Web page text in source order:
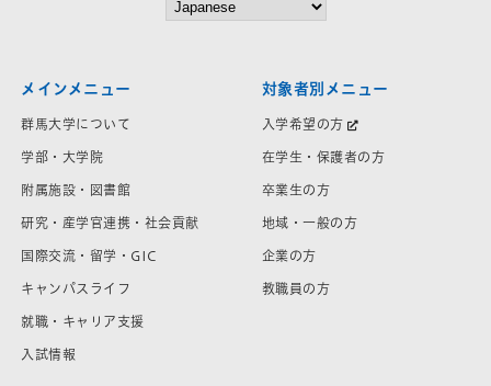
メインメニュー
群馬大学について
学部・大学院
附属施設・図書館
研究・産学官連携・社会貢献
国際交流・留学・GIC
キャンパスライフ
就職・キャリア支援
入試情報
対象者別メニュー
入学希望の方
在学生・保護者の方
卒業生の方
地域・一般の方
企業の方
教職員の方